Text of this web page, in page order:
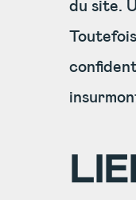
du site.